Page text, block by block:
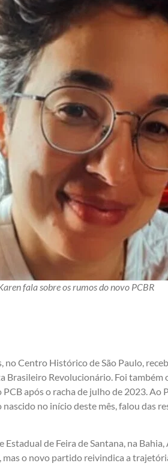
fala sobre os rumos do novo PCBR
no Centro Histórico de São Paulo,
Revolucionário. Foi também
após o racha de julho de 2023. Ao
no início deste mês, falou das
de Feira de Santana, na Bahia,
mas o novo partido reivindica a